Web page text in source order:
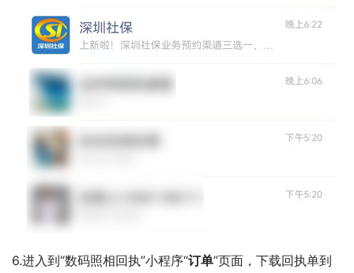
6.进入到“数码照相回执”小程序“订单”页面，下载回执单到